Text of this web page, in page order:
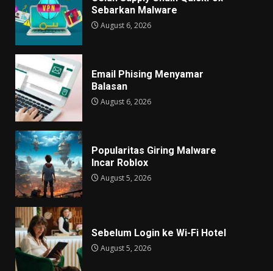
Sebarkan Malware
August 6, 2026
Email Phising Menyamar
Balasan
August 6, 2026
Popularitas Giring Malware
Incar Roblox
August 5, 2026
Sebelum Login ke Wi-Fi Hotel
August 5, 2026